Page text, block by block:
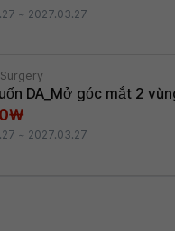
~ 2027.03.27
DA_Mở góc mắt 2
~ 2027.03.27